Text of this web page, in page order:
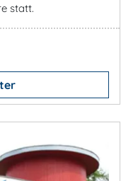
statt.